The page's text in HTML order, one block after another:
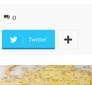
0
Twitter